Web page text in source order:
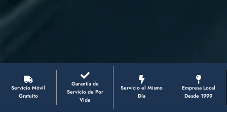
Servicio Móvil
Gratuito
Garantía de
Servicio de Por
Vida
Servicio el Mismo
Día
Empresa Local
Desde 1999